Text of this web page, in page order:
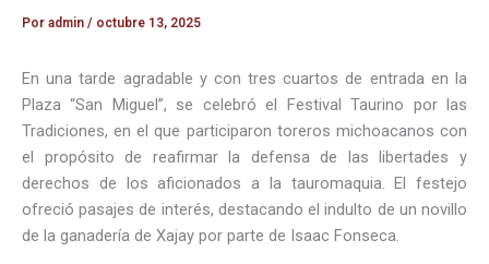
Por admin / octubre 13, 2025
En una tarde agradable y con tres cuartos de entrada en la
Plaza “San Miguel”, se celebró el Festival Taurino por las
Tradiciones, en el que participaron toreros michoacanos con
el propósito de reafirmar la defensa de las libertades y
derechos de los aficionados a la tauromaquia. El festejo
ofreció pasajes de interés, destacando el indulto de un novillo
de la ganadería de Xajay por parte de Isaac Fonseca.